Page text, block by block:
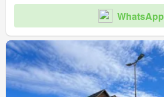
WhatsApp